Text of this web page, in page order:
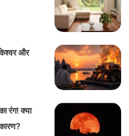
और
रंग! क्या